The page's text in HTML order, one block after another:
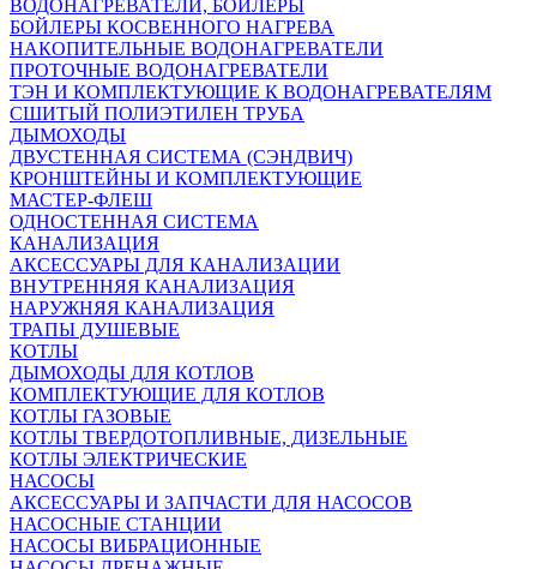
ВОДОНАГРЕВАТЕЛИ, БОЙЛЕРЫ
БОЙЛЕРЫ КОСВЕННОГО НАГРЕВА
НАКОПИТЕЛЬНЫЕ ВОДОНАГРЕВАТЕЛИ
ПРОТОЧНЫЕ ВОДОНАГРЕВАТЕЛИ
ТЭН И КОМПЛЕКТУЮЩИЕ К ВОДОНАГРЕВАТЕЛЯМ
СШИТЫЙ ПОЛИЭТИЛЕН ТРУБА
ДЫМОХОДЫ
ДВУСТЕННАЯ СИСТЕМА (СЭНДВИЧ)
КРОНШТЕЙНЫ И КОМПЛЕКТУЮЩИЕ
МАСТЕР-ФЛЕШ
ОДНОСТЕННАЯ СИСТЕМА
КАНАЛИЗАЦИЯ
АКСЕССУАРЫ ДЛЯ КАНАЛИЗАЦИИ
ВНУТРЕННЯЯ КАНАЛИЗАЦИЯ
НАРУЖНЯЯ КАНАЛИЗАЦИЯ
ТРАПЫ ДУШЕВЫЕ
КОТЛЫ
ДЫМОХОДЫ ДЛЯ КОТЛОВ
КОМПЛЕКТУЮЩИЕ ДЛЯ КОТЛОВ
КОТЛЫ ГАЗОВЫЕ
КОТЛЫ ТВЕРДОТОПЛИВНЫЕ, ДИЗЕЛЬНЫЕ
КОТЛЫ ЭЛЕКТРИЧЕСКИЕ
НАСОСЫ
АКСЕССУАРЫ И ЗАПЧАСТИ ДЛЯ НАСОСОВ
НАСОСНЫЕ СТАНЦИИ
НАСОСЫ ВИБРАЦИОННЫЕ